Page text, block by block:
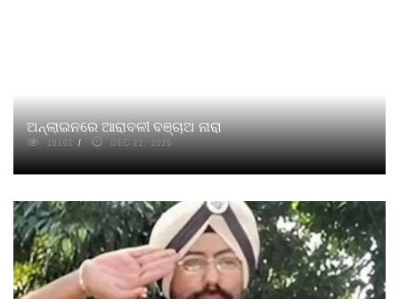
ଅନ୍‌ଲାଇନରେ ଆରାବଳୀ ବଞ୍ଚାଅ ନାରା
16162 DEC 22, 2025